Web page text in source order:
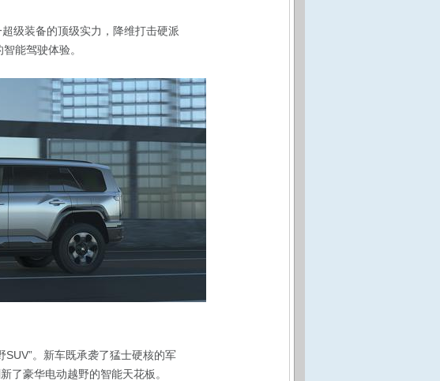
级装备的顶级实力，降维打击硬派
智能驾驶体验。
。新车既承袭了猛士硬核的军
了豪华电动越野的智能天花板。